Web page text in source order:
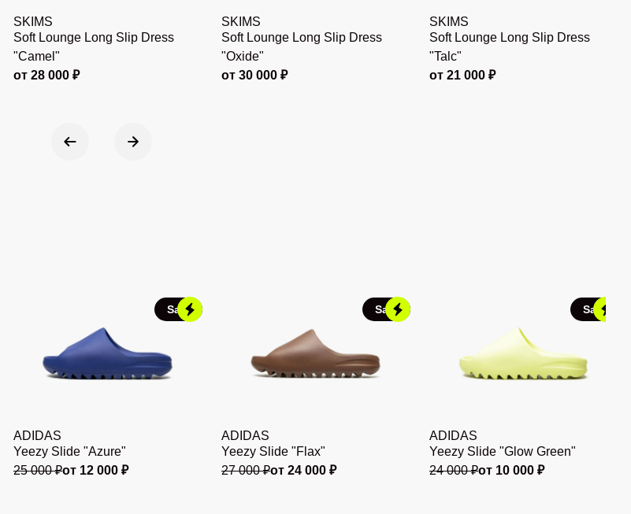
SKIMS
Soft Lounge Long Slip Dress
"Camel"
от 28 000 ₽
SKIMS
Soft Lounge Long Slip Dress
"Oxide"
от 30 000 ₽
SKIMS
Soft Lounge Long Slip Dress
"Talc"
от 21 000 ₽
Sale
ADIDAS
Yeezy Slide "Azure"
25 000 ₽от 12 000 ₽
Sale
ADIDAS
Yeezy Slide "Flax"
27 000 ₽от 24 000 ₽
Sale
ADIDAS
Yeezy Slide "Glow Green"
24 000 ₽от 10 000 ₽